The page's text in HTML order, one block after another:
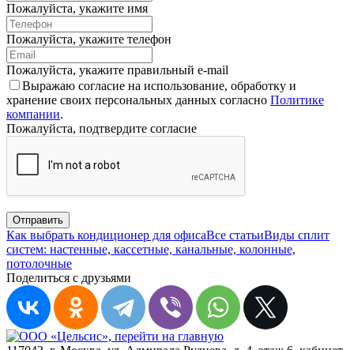
Пожалуйста, укажите имя
Пожалуйста, укажите телефон
Пожалуйста, укажите правильный e-mail
Выражаю согласие на использование, обработку и
хранение своих персональных данных согласно Политике
компании.
Пожалуйста, подтвердите согласие
Отправить
Как выбрать кондиционер для офисаВсе статьиВиды сплит
систем: настенные, кассетные, канальные, колонные,
потолочные
Поделиться с друзьями